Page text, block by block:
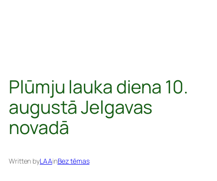
Plūmju lauka diena 10.
augustā Jelgavas
novadā
Written byLAAinBez tēmas